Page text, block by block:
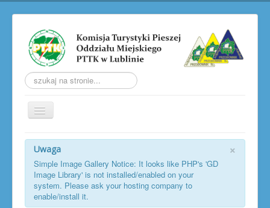
Szukaj...
Przełącz
nawigację
AKTUALNOŚCI
O KOMISJI
TRW
LUBELSKIE ZLOTY PTP
×
Uwaga
Simple Image Gallery Notice: It looks like PHP's 'GD
Image Library' is not installed/enabled on your
system. Please ask your hosting company to
enable/install it.